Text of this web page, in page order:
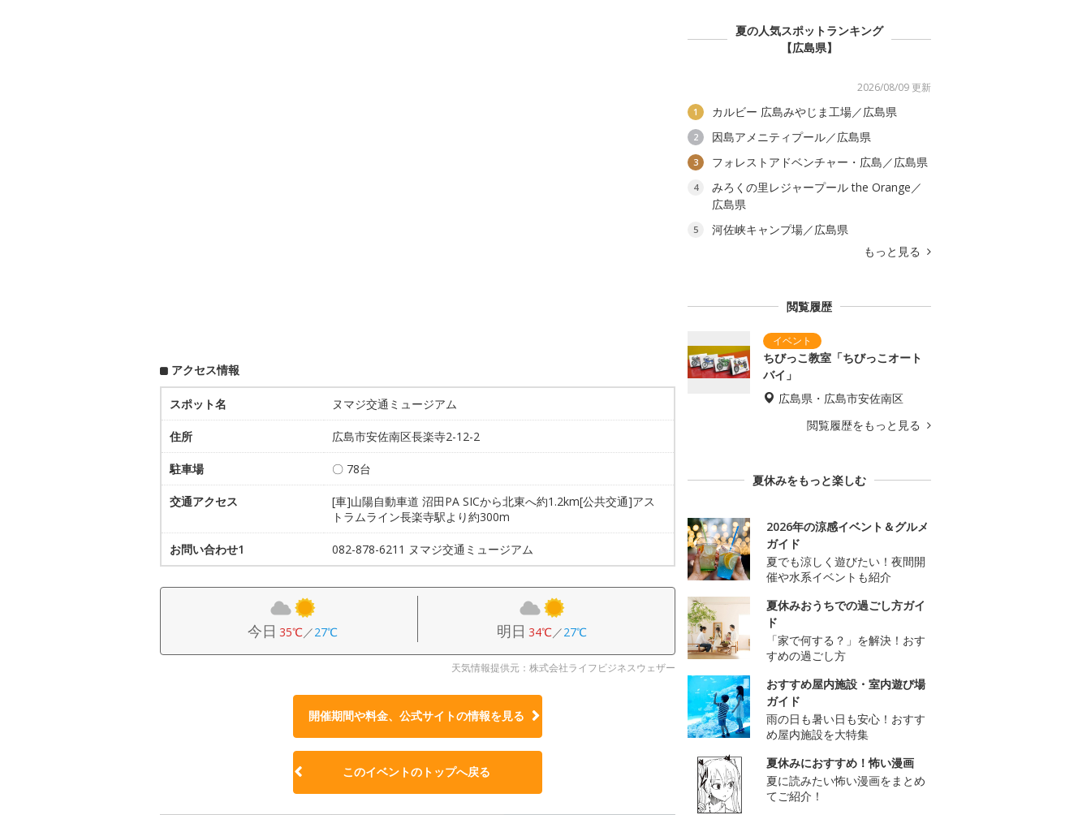
アクセス情報
スポット名 ヌマジ交通ミュージアム
住所 広島市安佐南区長楽寺2-12-2
駐車場 〇 78台
交通アクセス
[車]山陽自動車道 沼田PA SICから北東へ約1.2km[公共交通]アス
トラムライン長楽寺駅より約300m
お問い合わせ1 082-878-6211 ヌマジ交通ミュージアム
今日 35℃／27℃ 明日 34℃／27℃
天気情報提供元：株式会社ライフビジネスウェザー
開催期間や料金、公式サイトの情報を見る
このイベントのトップへ戻る
夏の人気スポットランキング
【広島県】
2026/08/09 更新
1 カルビー 広島みやじま工場／広島県
2 因島アメニティプール／広島県
3 フォレストアドベンチャー・広島／広島県
4
みろくの里レジャープール the Orange／
広島県
5
河佐峡キャンプ場／広島県
もっと見る
閲覧履歴
ちびっこ教室「ちびっこオート
バイ」
広島県・広島市安佐南区
閲覧履歴をもっと見る
夏休みをもっと楽しむ
2026年の涼感イベント＆グルメ
ガイド
夏でも涼しく遊びたい！夜間開
催や水系イベントも紹介
夏休みおうちでの過ごし方ガイ
ド
「家で何する？」を解決！おす
すめの過ごし方
おすすめ屋内施設・室内遊び場
ガイド
雨の日も暑い日も安心！おすす
め屋内施設を大特集
夏休みにおすすめ！怖い漫画
夏に読みたい怖い漫画をまとめ
てご紹介！